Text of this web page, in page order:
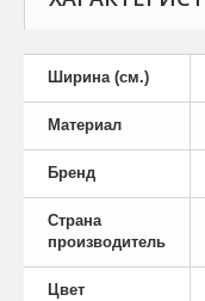
Ширина (см.)
Материал
Бренд
Страна
производитель
Цвет